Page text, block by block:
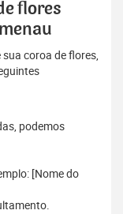
flores
coroa de flores,
podemos
[Nome do